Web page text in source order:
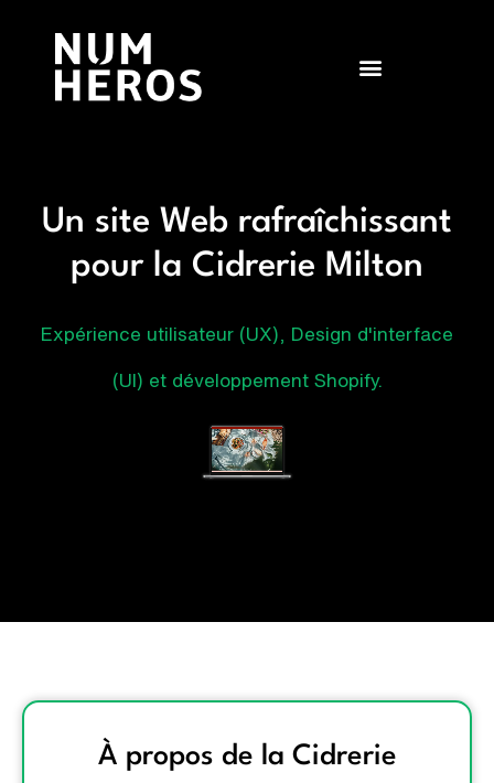
Un site Web rafraîchissant
pour la Cidrerie Milton
Expérience utilisateur (UX), Design d'interface
(UI) et développement Shopify.
À propos de la Cidrerie